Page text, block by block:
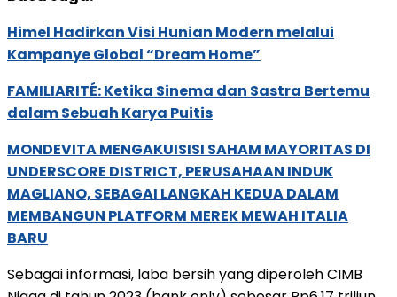
Himel Hadirkan Visi Hunian Modern melalui
Kampanye Global “Dream Home”
FAMILIARITÉ: Ketika Sinema dan Sastra Bertemu
dalam Sebuah Karya Puitis
MONDEVITA MENGAKUISISI SAHAM MAYORITAS DI
UNDERSCORE DISTRICT, PERUSAHAAN INDUK
MAGLIANO, SEBAGAI LANGKAH KEDUA DALAM
MEMBANGUN PLATFORM MEREK MEWAH ITALIA
BARU
Sebagai informasi, laba bersih yang diperoleh CIMB